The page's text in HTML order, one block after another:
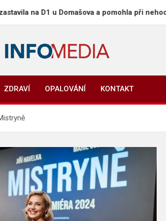
na D1 u Domašova a pomohla při nehodě,
a souvislosti dneška
ZDRAVÍ OPALOVÁNÍ KONTAKT